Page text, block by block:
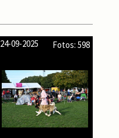
24-09-2025 Fotos: 598